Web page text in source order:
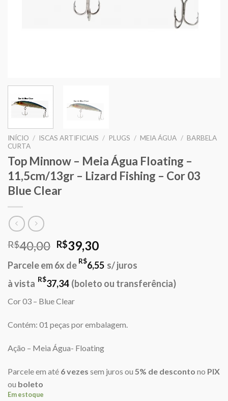
INÍCIO / ISCAS ARTIFICIAIS / PLUGS / MEIA ÁGUA / BARBELA
CURTA
Top Minnow – Meia Água Floating –
11,5cm/13gr – Lizard Fishing – Cor 03
Blue Clear
R$40,00 O
preço
original
era:
R$39,30O
atual
é:
Parcele em 6x de R$6,55 s/ juros
à vista R$37,34 (boleto ou transferência)
Cor 03 – Blue Clear
Contém: 01 peças por embalagem.
Ação – Meia Água- Floating
Parcele em até 6 vezes sem juros ou 5% de desconto no PIX
ou boleto
Em estoque